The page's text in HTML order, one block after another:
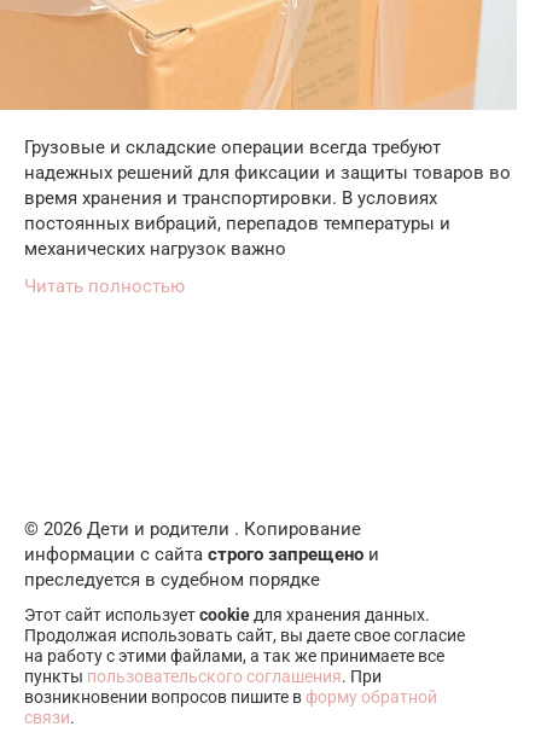
Грузовые и складские операции всегда требуют
надежных решений для фиксации и защиты товаров во
время хранения и транспортировки. В условиях
постоянных вибраций, перепадов температуры и
механических нагрузок важно
Читать полностью
© 2026 Дети и родители . Копирование
информации с сайта строго запрещено и
преследуется в судебном порядке
Этот сайт используетcookieдля хранения данных.
Продолжая использовать сайт, вы даете свое согласие
на работу с этими файлами, а так же принимаете все
пункты пользовательского соглашения. При
возникновении вопросов пишите вформу обратной
связи.